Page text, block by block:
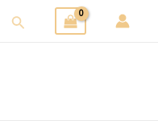
Rechercher